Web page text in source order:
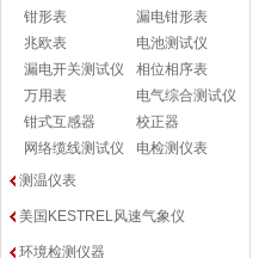
钳形表
漏电钳形表
兆欧表
电池测试仪
漏电开关测试仪
相位相序表
万用表
电气综合测试仪
钳式互感器
校正器
网络缆线测试仪
电检测仪表
测温仪表
美国KESTREL风速气象仪
环境检测仪器